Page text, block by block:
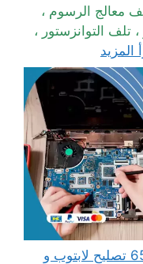
معالج الرسوم ،
تلف التوانزستور ،
المزيد
مهندس كمبيوتر الصليبية 65511033 تصليح لابتوب و